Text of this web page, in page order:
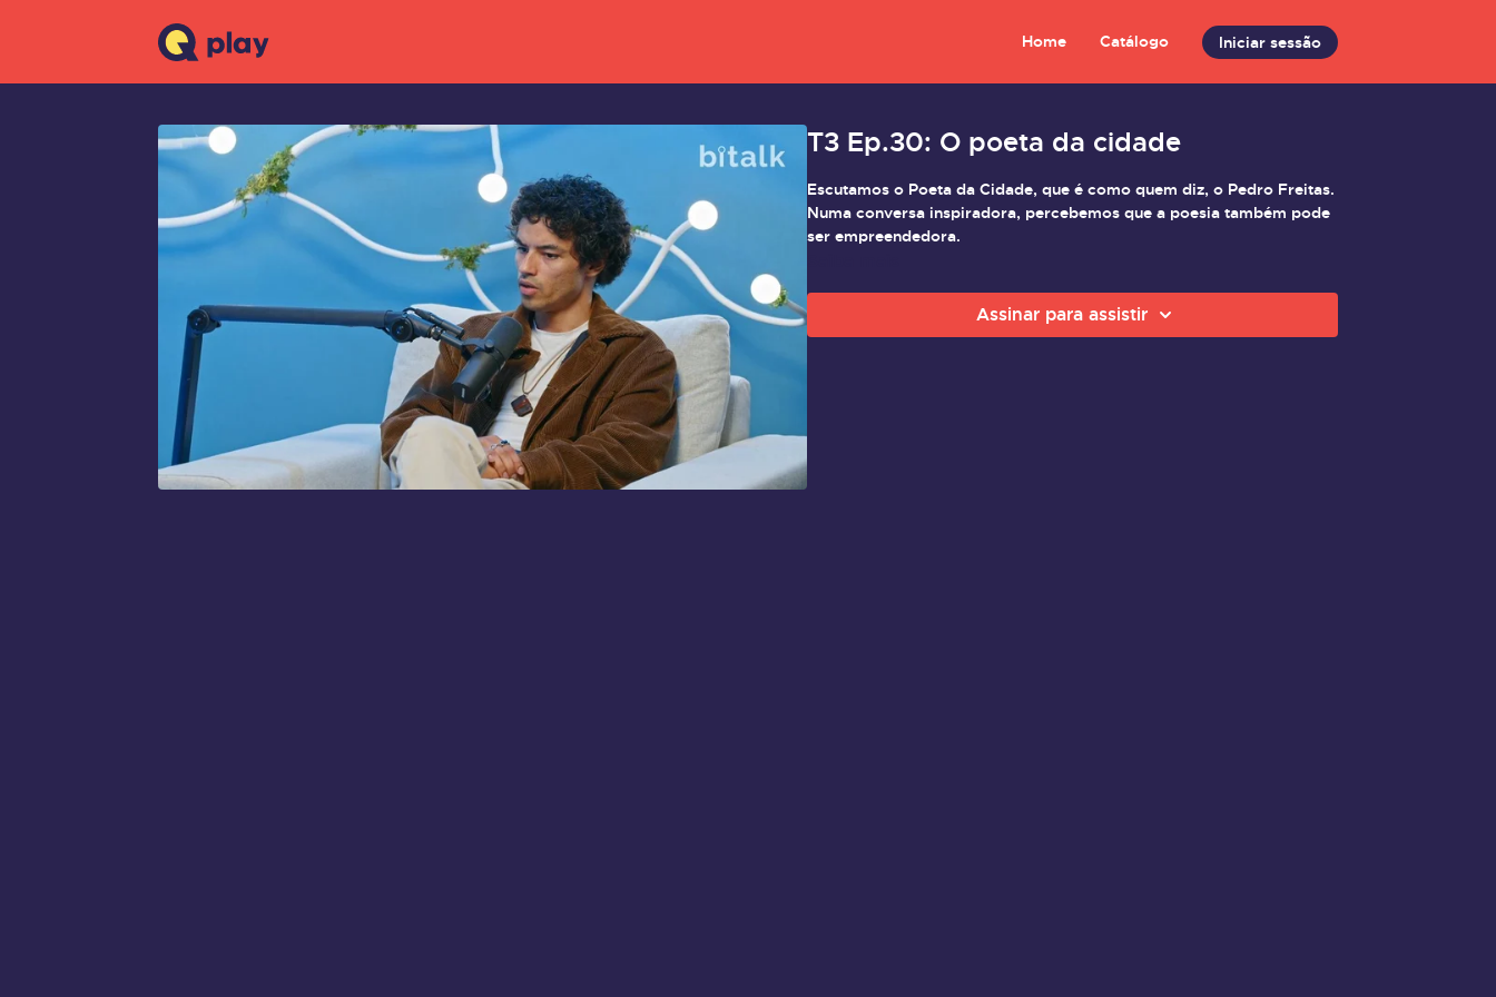
Home Catálogo Iniciar sessão
T3 Ep.30: O poeta da cidade
Escutamos o Poeta da Cidade, que é como quem diz, o Pedro Freitas.
Numa conversa inspiradora, percebemos que a poesia também pode
ser empreendedora.
Assinar para assistir